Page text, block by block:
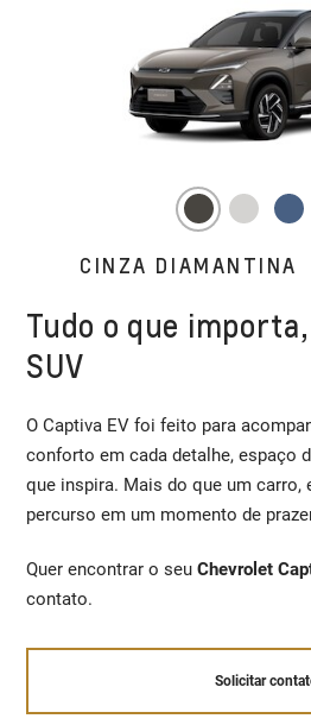
CINZA DIAMANTINA
Tudo o que
SUV
O Captiva EV foi feito para
conforto em cada detalhe, espaço
que inspira. Mais do que um carro,
percurso em um momento de
Quer encontrar o seuChevrolet
contato.
Solicitar